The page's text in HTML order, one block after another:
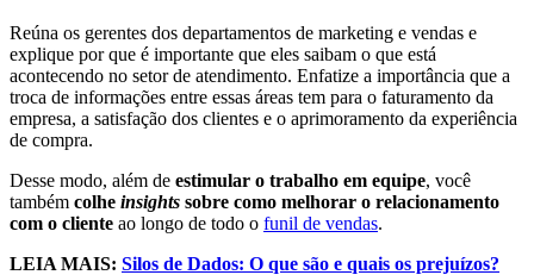
Reúna os gerentes dos departamentos de marketing e vendas e
explique por que é importante que eles saibam o que está
acontecendo no setor de atendimento. Enfatize a importância que a
troca de informações entre essas áreas tem para o faturamento da
empresa, a satisfação dos clientes e o aprimoramento da experiência
de compra.
Desse modo, além de estimular o trabalho em equipe, você
também colhe insights sobre como melhorar o relacionamento
com o cliente ao longo de todo o funil de vendas.
LEIA MAIS: Silos de Dados: O que são e quais os prejuízos?